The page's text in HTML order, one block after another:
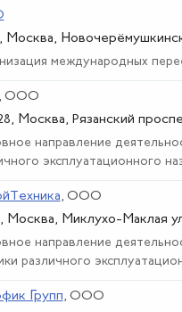
Москва,
международных
ООО
Москва, Рязанский
направление
эксплуатационного
, ООО
Москва, Миклухо-Маклая
направление
различного
Групп, ООО